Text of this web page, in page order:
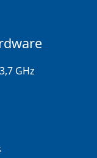
GHz